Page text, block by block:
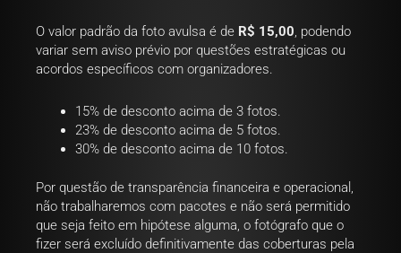
O valor padrão da foto avulsa é de R$ 15,00, podendo
variar sem aviso prévio por questões estratégicas ou
acordos específicos com organizadores.
15% de desconto acima de 3 fotos.
23% de desconto acima de 5 fotos.
30% de desconto acima de 10 fotos.
Por questão de transparência financeira e operacional,
não trabalharemos com pacotes e não será permitido
que seja feito em hipótese alguma, o fotógrafo que o
fizer será excluído definitivamente das coberturas pela